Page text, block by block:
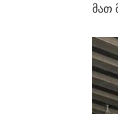
მათ